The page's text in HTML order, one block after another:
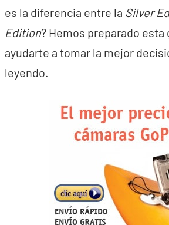
es la diferencia entre la Silver
Edition? Hemos preparado esta
ayudarte a tomar la mejor
leyendo.